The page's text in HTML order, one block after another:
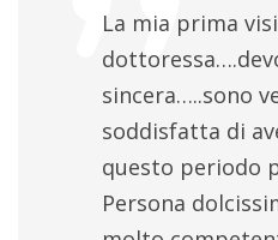
La mia prima
sincera…..sono
soddisfatta di
questo periodo
Persona